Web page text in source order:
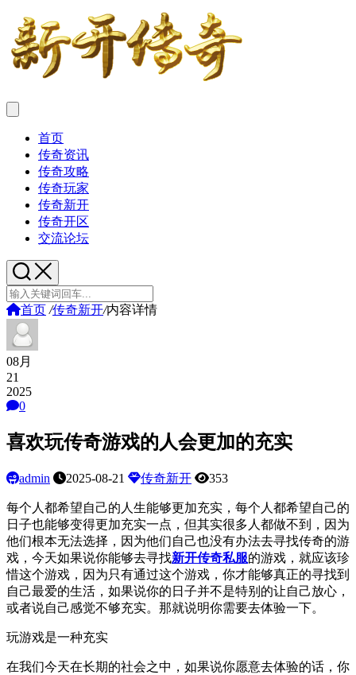
首页
传奇资讯
传奇攻略
传奇玩家
传奇新开
传奇开区
交流论坛
首页 /传奇新开/内容详情
08月
21
2025
0
喜欢玩传奇游戏的人会更加的充实
admin 2025-08-21 传奇新开 353
每个人都希望自己的人生能够更加充实，每个人都希望自己的
日子也能够变得更加充实一点，但其实很多人都做不到，因为
他们根本无法选择，因为他们自己也没有办法去寻找传奇的游
戏，今天如果说你能够去寻找新开传奇私服的游戏，就应该珍
惜这个游戏，因为只有通过这个游戏，你才能够真正的寻找到
自己最爱的生活，如果说你的日子并不是特别的让自己放心，
或者说自己感觉不够充实。那就说明你需要去体验一下。
玩游戏是一种充实
在我们今天在长期的社会之中，如果说你愿意去体验的话，你